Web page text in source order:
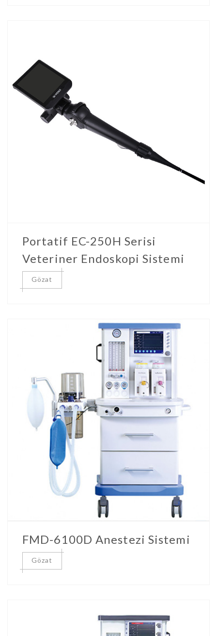
Portatif EC-250H Serisi
Veteriner Endoskopi Sistemi
Gözat
FMD-6100D Anestezi Sistemi
Gözat